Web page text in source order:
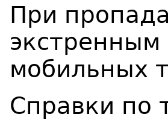
При
мобильных
Справки по